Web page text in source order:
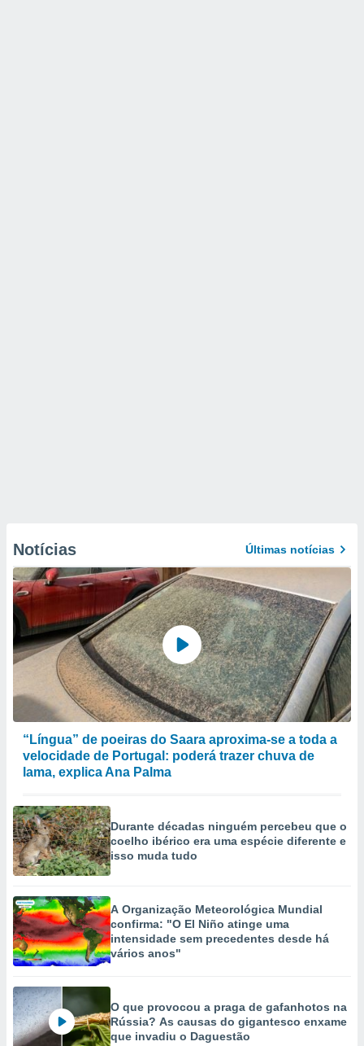
Notícias Últimas notícias
“Língua” de poeiras do Saara aproxima-se a toda a
velocidade de Portugal: poderá trazer chuva de
lama, explica Ana Palma
Durante décadas ninguém percebeu que o
coelho ibérico era uma espécie diferente e
isso muda tudo
A Organização Meteorológica Mundial
confirma: "O El Niño atinge uma
intensidade sem precedentes desde há
vários anos"
O que provocou a praga de gafanhotos na
Rússia? As causas do gigantesco enxame
que invadiu o Daguestão